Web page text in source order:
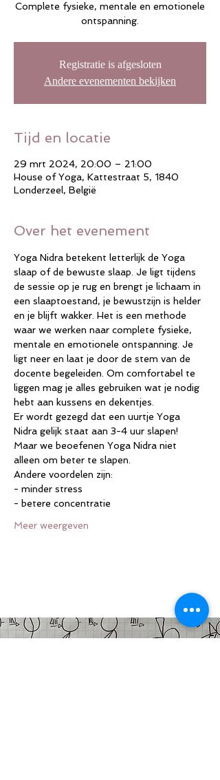
Complete fysieke, mentale en emotionele
ontspanning.
Registratie is afgesloten
Andere evenementen bekijken
Tijd en locatie
29 mrt 2024, 20:00 – 21:00
House of Yoga, Kattestraat 5, 1840
Londerzeel, België
Over het evenement
Yoga Nidra betekent letterlijk de Yoga
slaap of de bewuste slaap. Je ligt tijdens
de sessie op je rug en brengt je lichaam in
een slaaptoestand, je bewustzijn is helder
en je blijft wakker. Het is een methode
waar we werken naar complete fysieke,
mentale en emotionele ontspanning. Je
ligt neer en laat je door de stem van de
docente begeleiden. Om comfortabel te
liggen mag je alles gebruiken wat je nodig
hebt aan kussens en dekentjes.
Er wordt gezegd dat een uurtje Yoga
Nidra gelijk staat aan 3-4 uur slapen!
Maar we beoefenen Yoga Nidra niet
alleen om beter te slapen.
Andere voordelen zijn:
- minder stress
- betere concentratie
Meer weergeven